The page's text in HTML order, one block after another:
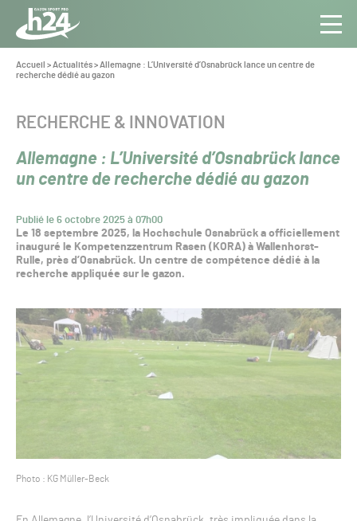
Panneau de gestion des cookies
Aller au contenu
Toute
l’info
du Gazon
Vous
êtes
Accueil >Actualités>Allemagne : L’Université d’Osnabrück lance un centre de
recherche dédié au gazon
Allemagne : L’Université d’Osnabrück lance
un centre de recherche dédié au gazon
Publié le 6 octobre 2025 à 07h00
CATÉGORIE :
RECHERCHE & INNOVATION
Le 18 septembre 2025, la Hochschule Osnabrück a officiellement
inauguré le Kompetenzzentrum Rasen (KORA) à Wallenhorst-
Rulle, près d’Osnabrück. Un centre de compétence dédié à la
recherche appliquée sur le gazon.
Photo : KG Müller-Beck